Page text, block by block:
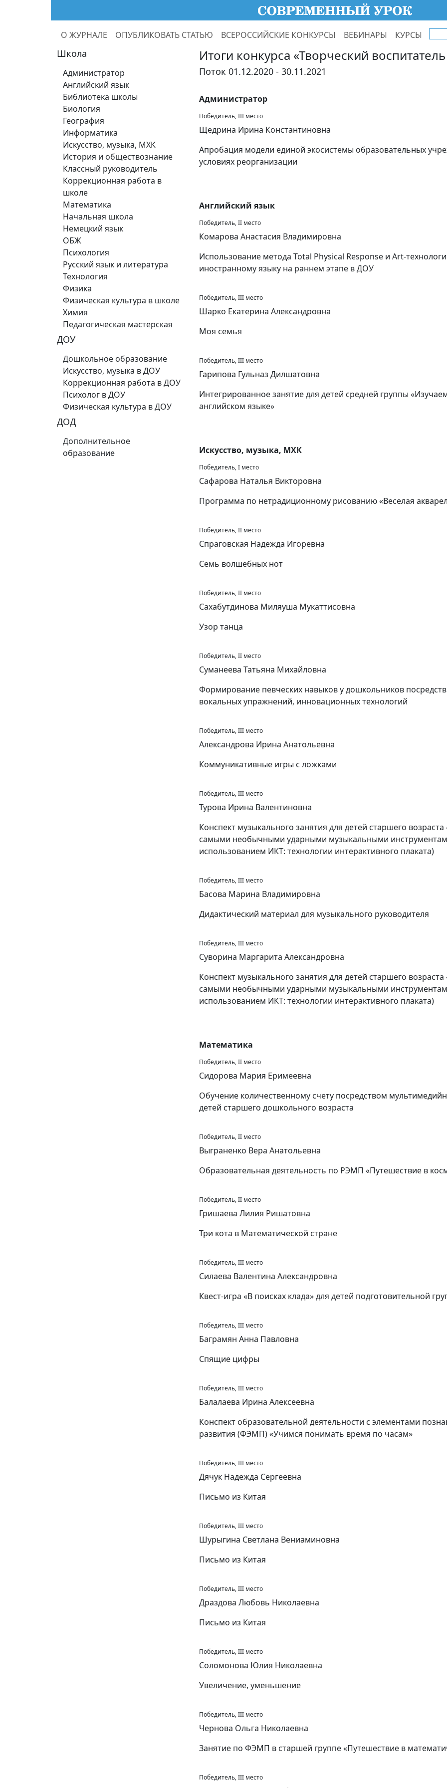
О ЖУРНАЛЕ ОПУБЛИКОВАТЬ СТАТЬЮ ВСЕРОССИЙСКИЕ КОНКУРСЫ ВЕБИНАРЫ КУРСЫ
Школа
Администратор
Английский язык
Библиотека школы
Биология
География
Информатика
Искусство, музыка, МХК
История и обществознание
Классный руководитель
Коррекционная работа в
школе
Математика
Начальная школа
Немецкий язык
ОБЖ
Психология
Русский язык и литература
Технология
Физика
Физическая культура в школе
Химия
Педагогическая мастерская
ДОУ
Дошкольное образование
Искусство, музыка в ДОУ
Коррекционная работа в ДОУ
Психолог в ДОУ
Физическая культура в ДОУ
ДОД
Дополнительное
образование
Итоги конкурса «Творческий
Поток 01.12.2020 - 30.11.2021
Администратор
Победитель, III место
Щедрина Ирина Константиновна
Апробация модели единой экосистемы образовательных
условиях реорганизации
Английский язык
Победитель, II место
Комарова Анастасия Владимировна
Использование метода Total Physical Response и Art-
иностранному языку на раннем этапе в ДОУ
Победитель, III место
Шарко Екатерина Александровна
Моя семья
Победитель, III место
Гарипова Гульназ Дилшатовна
Интегрированное занятие для детей средней группы
английском языке»
Искусство, музыка, МХК
Победитель, I место
Сафарова Наталья Викторовна
Программа по нетрадиционному рисованию «Веселая
Победитель, II место
Спраговская Надежда Игоревна
Семь волшебных нот
Победитель, II место
Сахабутдинова Миляуша Мукаттисовна
Узор танца
Победитель, II место
Суманеева Татьяна Михайловна
Формирование певческих навыков у дошкольников
вокальных упражнений, инновационных технологий
Победитель, III место
Александрова Ирина Анатольевна
Коммуникативные игры с ложками
Победитель, III место
Турова Ирина Валентиновна
Конспект музыкального занятия для детей старшего возраста
самыми необычными ударными музыкальными
использованием ИКТ: технологии интерактивного плаката)
Победитель, III место
Басова Марина Владимировна
Дидактический материал для музыкального руководителя
Победитель, III место
Суворина Маргарита Александровна
Конспект музыкального занятия для детей старшего возраста
самыми необычными ударными музыкальными
использованием ИКТ: технологии интерактивного плаката)
Математика
Победитель, II место
Сидорова Мария Еримеевна
Обучение количественному счету посредством
детей старшего дошкольного возраста
Победитель, II место
Выграненко Вера Анатольевна
Образовательная деятельность по РЭМП «Путешествие в
Победитель, II место
Гришаева Лилия Ришатовна
Три кота в Математической стране
Победитель, III место
Силаева Валентина Александровна
Квест-игра «В поисках клада» для детей подготовительной
Победитель, III место
Баграмян Анна Павловна
Спящие цифры
Победитель, III место
Балалаева Ирина Алексеевна
Конспект образовательной деятельности с элементами
развития (ФЭМП) «Учимся понимать время по часам»
Победитель, III место
Дячук Надежда Сергеевна
Письмо из Китая
Победитель, III место
Шурыгина Светлана Вениаминовна
Письмо из Китая
Победитель, III место
Драздова Любовь Николаевна
Письмо из Китая
Победитель, III место
Соломонова Юлия Николаевна
Увеличение, уменьшение
Победитель, III место
Чернова Ольга Николаевна
Занятие по ФЭМП в старшей группе «Путешествие в
Победитель, III место